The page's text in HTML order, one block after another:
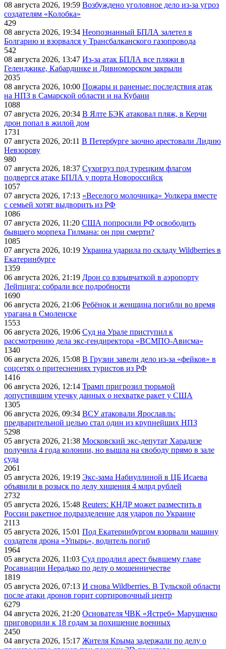
08 августа 2026, 19:59 Возбуждено уголовное дело из-за угроз
создателям «Колобка»
429
08 августа 2026, 19:34 Неопознанный БПЛА залетел в
Болгарию и взорвался у Трансбалканского газопровода
542
08 августа 2026, 13:47 Из-за атак БПЛА все пляжи в
Геленджике, Кабардинке и Дивноморском закрыли
2035
08 августа 2026, 10:00 Пожары и раненые: последствия атак
на НПЗ в Самарской области и на Кубани
1088
07 августа 2026, 20:34 В Ялте БЭК атаковал пляж, в Керчи
дрон попал в жилой дом
1731
07 августа 2026, 20:11 В Петербурге заочно арестовали Лидию
Невзорову
980
07 августа 2026, 18:37 Сухогруз под турецким флагом
подвергся атаке БПЛА у порта Новороссийск
1057
07 августа 2026, 17:13 «Веселого молочника» Уолкера вместе
с семьей хотят выдворить из РФ
1086
07 августа 2026, 11:20 США попросили РФ освободить
бывшего морпеха Гилмана: он при смерти?
1085
07 августа 2026, 10:19 Украина ударила по складу Wildberries в
Екатеринбурге
1359
06 августа 2026, 21:19 Дрон со взрывчаткой в аэропорту
Лейпцига: собрали все подробности
1690
06 августа 2026, 21:06 Ребёнок и женщина погибли во время
урагана в Смоленске
1553
06 августа 2026, 19:06 Суд на Урале приступил к
рассмотрению дела экс-гендиректора «ВСМПО-Ависма»
1340
06 августа 2026, 15:08 В Грузии завели дело из-за «фейков» в
соцсетях о притеснениях туристов из РФ
1416
06 августа 2026, 12:14 Трамп пригрозил тюрьмой
допустившим утечку данных о нехватке ракет у США
1305
06 августа 2026, 09:34 ВСУ атаковали Ярославль:
предварительной целью стал один из крупнейших НПЗ
5298
05 августа 2026, 21:38 Московский экс-депутат Харадизе
получила 4 года колонии, но вышла на свободу прямо в зале
суда
2061
05 августа 2026, 19:19 Экс-зама Набиуллиной в ЦБ Исаева
объявили в розыск по делу хищения 4 млрд рублей
2732
05 августа 2026, 15:48 Reuters: КНДР может разместить в
России ракетное подразделение для ударов по Украине
2113
05 августа 2026, 15:01 Под Екатеринбургом взорвали машину
создателя дрона «Упырь», водитель погиб
1964
05 августа 2026, 11:03 Суд продлил арест бывшему главе
Росавиации Нерадько по делу о мошенничестве
1819
05 августа 2026, 07:13 И снова Wildberries. В Тульской области
после атаки дронов горит сортировочный центр
6279
04 августа 2026, 21:20 Основателя ЧВК «Ястреб» Марущенко
приговорили к 18 годам за похищение военных
2450
04 августа 2026, 15:17 Жителя Крыма задержали по делу о